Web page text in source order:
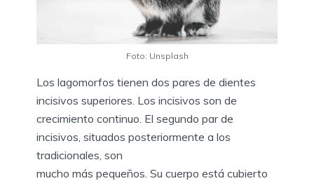
Foto: Unsplash
Los lagomorfos tienen dos pares de dientes
incisivos superiores. Los incisivos son de
crecimiento continuo. El segundo par de
incisivos, situados posteriormente a los
tradicionales, son
mucho más pequeños. Su cuerpo está cubierto